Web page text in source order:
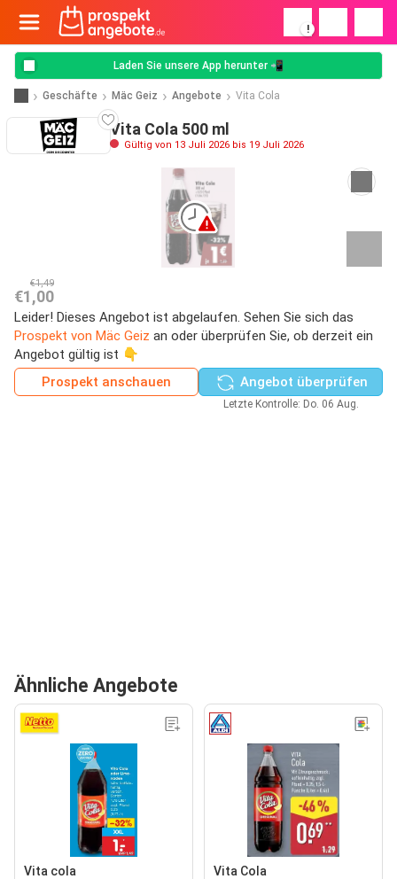
!
Laden Sie unsere App herunter 📲
Geschäfte Mäc Geiz Angebote Vita Cola
Vita Cola 500 ml
Gültig von 13 Juli 2026 bis 19 Juli 2026
€1,49
€1,00
Leider! Dieses Angebot ist abgelaufen. Sehen Sie sich das
Prospekt von Mäc Geiz an oder überprüfen Sie, ob derzeit ein
Angebot gültig ist 👇
Prospekt anschauen
Angebot überprüfen
Letzte Kontrolle: Do. 06 Aug.
Ähnliche Angebote
Vita cola Vita Cola